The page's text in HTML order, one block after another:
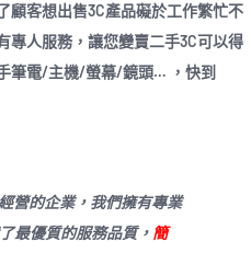
顧客想出售3C產品礙於工作繁忙不
專人服務，讓您變賣二手3C可以得
筆電/主機/螢幕/鏡頭… ，快到
營的企業，我們擁有專業
最優質的服務品質， 簡